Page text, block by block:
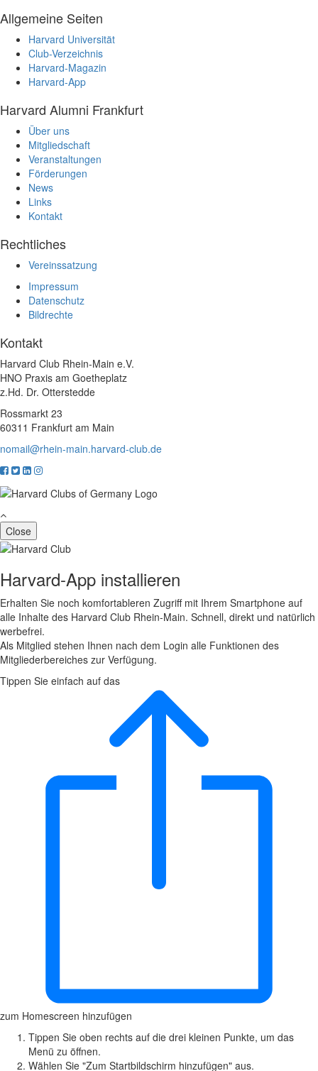
Allgemeine Seiten
Harvard Universität
Club-Verzeichnis
Harvard-Magazin
Harvard-App
Harvard Alumni Frankfurt
Über uns
Mitgliedschaft
Veranstaltungen
Förderungen
News
Links
Kontakt
Rechtliches
Vereinssatzung
Impressum
Datenschutz
Bildrechte
Kontakt
Harvard Club Rhein-Main e.V.
HNO Praxis am Goetheplatz
z.Hd. Dr. Otterstedde
Rossmarkt 23
60311 Frankfurt am Main
nomail@rhein-main.harvard-club.de
Close
Harvard-App installieren
Erhalten Sie noch komfortableren Zugriff mit Ihrem Smartphone auf
alle Inhalte des Harvard Club Rhein-Main. Schnell, direkt und natürlich
werbefrei.
Als Mitglied stehen Ihnen nach dem Login alle Funktionen des
Mitgliederbereiches zur Verfügung.
Tippen Sie einfach auf das
zum Homescreen hinzufügen
Tippen Sie oben rechts auf die drei kleinen Punkte, um das
Menü zu öffnen.
Wählen Sie "Zum Startbildschirm hinzufügen" aus.